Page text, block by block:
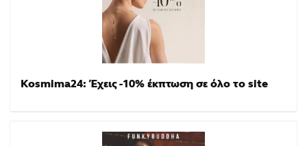
Kosmima24: Έχεις -10% έκπτωση σε όλο το site